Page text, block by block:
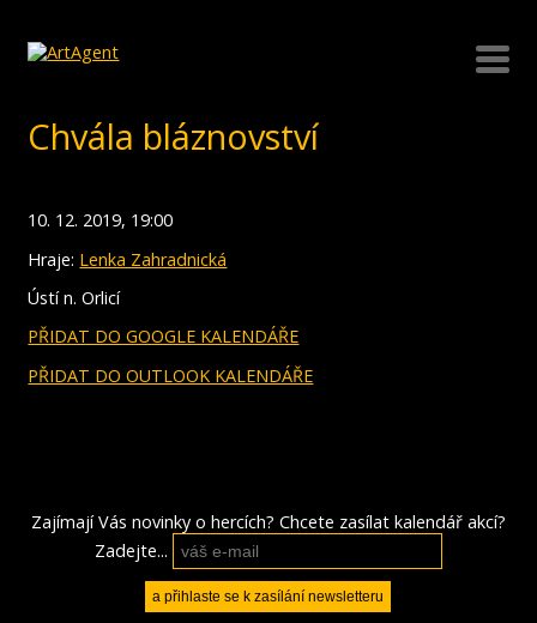
Chvála bláznovství
10. 12. 2019, 19:00
Hraje: Lenka Zahradnická
Ústí n. Orlicí
PŘIDAT DO GOOGLE KALENDÁŘE
PŘIDAT DO OUTLOOK KALENDÁŘE
Zajímají Vás novinky o hercích? Chcete zasílat kalendář akcí?
Zadejte...